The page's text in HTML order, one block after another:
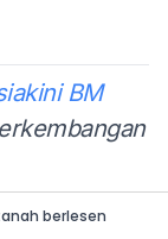
BM
berlesen